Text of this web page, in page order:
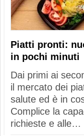
Piatti pronti:
in pochi minuti
Dai primi ai
il mercato dei
salute ed è in
Complice la
richieste e alle…